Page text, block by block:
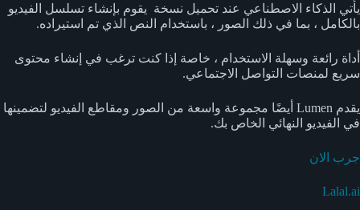
يأتي الذكاء الاصطناعي عند تحميل نسخة يقوم بإنشاء تسلسل الفيديو
بالكامل ، بما في ذلك الصور ، باستخدام النص الذي تم استيراده.
أداة رائعة وسهلة الاستخدام ، خاصة إذا كنت ترغب في إنشاء محتوى
سريع لمنصات التواصل الاجتماعي.
يقدم Lumen أيضًا مجموعة واسعة من الصور ومقاطع الفيديو لتضمينها
في الفيديو النهائي الخاص بك.
جرب الان
Lalal.ai